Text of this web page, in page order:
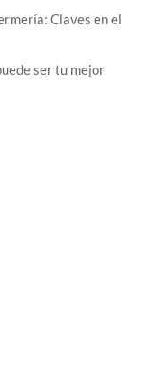
Claves en el
ser tu mejor